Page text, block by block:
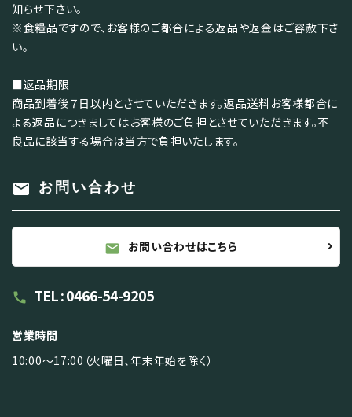
知らせ下さい。
※食糧品ですので、お客様のご都合による返品や返金はご容赦下さ
い。
■返品期限
商品到着後７日以内とさせていただきます。返品送料お客様都合に
よる返品につきましてはお客様のご負担とさせていただきます。不
良品に該当する場合は当方で負担いたします。
mail お問い合わせ
mail お問い合わせはこちら
call TEL : 0466-54-9205
営業時間
10:00～17:00（火曜日、年末年始を除く）